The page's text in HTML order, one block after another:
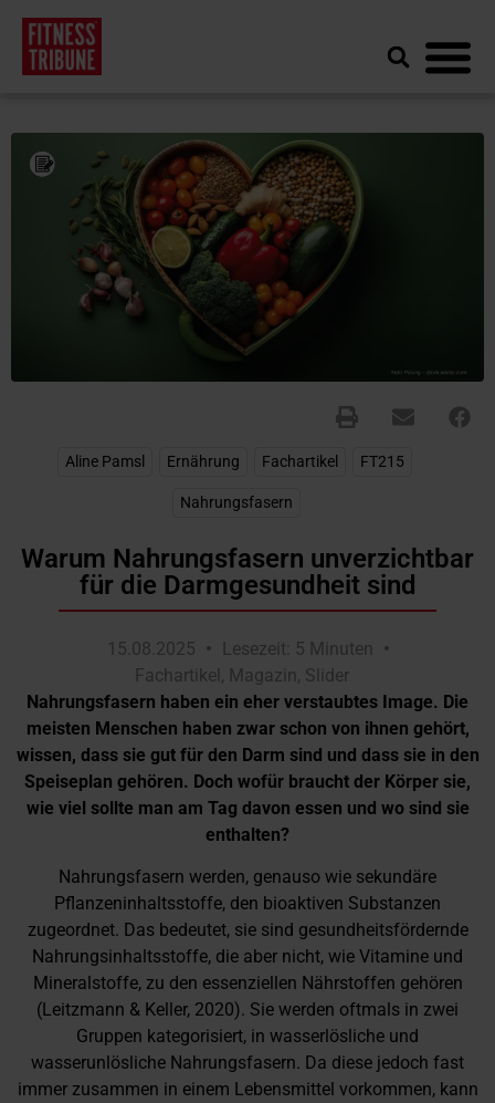
Aline Pamsl Ernährung Fachartikel FT215
Nahrungsfasern
Warum Nahrungsfasern unverzichtbar
für die Darmgesundheit sind
15.08.2025
Lesezeit: 5 Minuten
Fachartikel , Magazin, Slider
Nahrungsfasern haben ein eher verstaubtes Image. Die
meisten Menschen haben zwar schon von ihnen gehört,
wissen, dass sie gut für den Darm sind und dass sie in den
Speiseplan gehören. Doch wofür braucht der Körper sie,
wie viel sollte man am Tag davon essen und wo sind sie
enthalten?
Nahrungsfasern werden, genauso wie sekundäre
Pflanzeninhaltsstoffe, den bioaktiven Substanzen
zugeordnet. Das bedeutet, sie sind gesundheitsfördernde
Nahrungsinhaltsstoffe, die aber nicht, wie Vitamine und
Mineralstoffe, zu den essenziellen Nährstoffen gehören
(Leitzmann & Keller, 2020). Sie werden oftmals in zwei
Gruppen kategorisiert, in wasserlösliche und
wasserunlösliche Nahrungsfasern. Da diese jedoch fast
immer zusammen in einem Lebensmittel vorkommen, kann